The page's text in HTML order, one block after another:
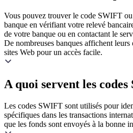
Vous pouvez trouver le code SWIFT
banque en vérifiant votre relevé
de votre banque ou en contactant le
De nombreuses banques affichent
sites Web pour un accès facile.
A quoi servent les
Les codes SWIFT sont utilisés pour
spécifiques dans les transactions
que les fonds sont envoyés à la bonne